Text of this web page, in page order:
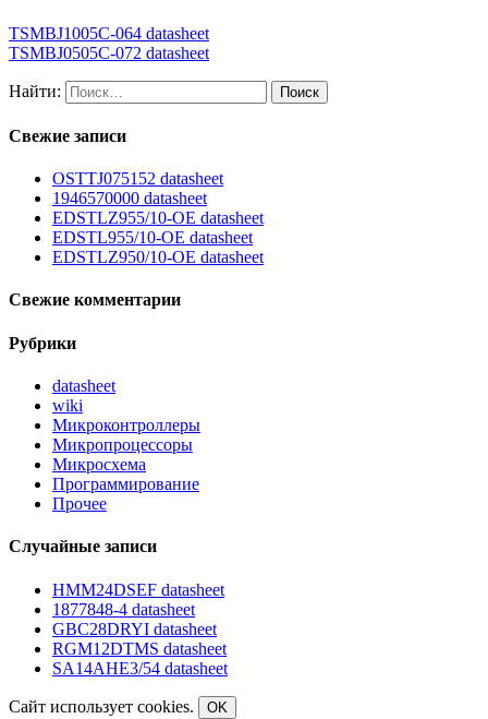
TSMBJ1005C-064 datasheet
TSMBJ0505C-072 datasheet
Найти:
Свежие записи
OSTTJ075152 datasheet
1946570000 datasheet
EDSTLZ955/10-OE datasheet
EDSTL955/10-OE datasheet
EDSTLZ950/10-OE datasheet
Свежие комментарии
Рубрики
datasheet
wiki
Микроконтроллеры
Микропроцессоры
Микросхема
Программирование
Прочее
Случайные записи
HMM24DSEF datasheet
1877848-4 datasheet
GBC28DRYI datasheet
RGM12DTMS datasheet
SA14AHE3/54 datasheet
Сайт использует cookies.
OK